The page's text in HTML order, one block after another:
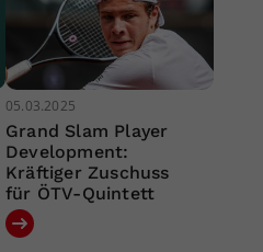
05.03.2025
Grand Slam Player
Development:
Kräftiger Zuschuss
für ÖTV-Quintett